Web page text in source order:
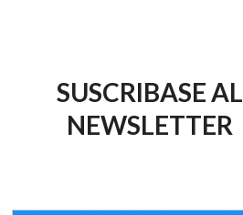
SUSCRIBASE AL
NEWSLETTER